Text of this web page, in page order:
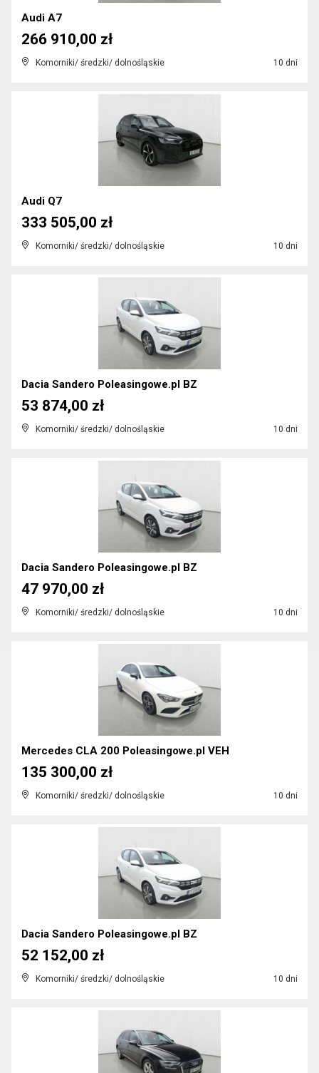
Audi A7
Komorniki/ średzki/ dolnośląskie 10 dni
266 910,00 zł
Audi Q7
Komorniki/ średzki/ dolnośląskie 10 dni
333 505,00 zł
Dacia Sandero Poleasingowe.pl BZ
Komorniki/ średzki/ dolnośląskie 10 dni
53 874,00 zł
Dacia Sandero Poleasingowe.pl BZ
Komorniki/ średzki/ dolnośląskie 10 dni
47 970,00 zł
Mercedes CLA 200 Poleasingowe.pl VEH
Komorniki/ średzki/ dolnośląskie 10 dni
135 300,00 zł
Dacia Sandero Poleasingowe.pl BZ
Komorniki/ średzki/ dolnośląskie 10 dni
52 152,00 zł